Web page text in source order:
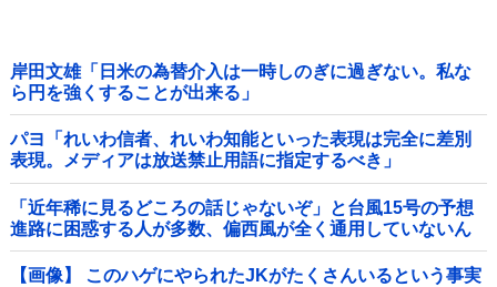
岸田文雄「日米の為替介入は一時しのぎに過ぎない。私な
ら円を強くすることが出来る」
パヨ「れいわ信者、れいわ知能といった表現は完全に差別
表現。メディアは放送禁止用語に指定するべき」
「近年稀に見るどころの話じゃないぞ」と台風15号の予想
進路に困惑する人が多数、偏西風が全く通用していないん
だけど……他
【画像】 このハゲにやられたJKがたくさんいるという事実